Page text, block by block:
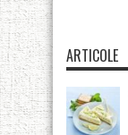
ARTICOLE